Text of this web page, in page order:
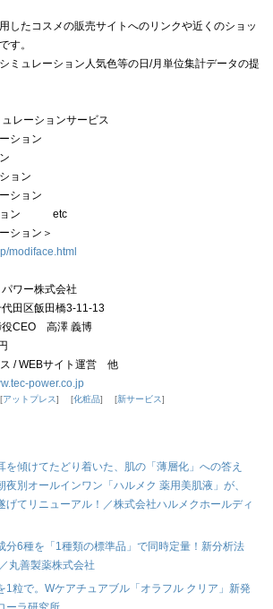
したコスメの販売サイトへのリンクや近くのショッ
す。
ミュレーション人気色等の日/月単位集計データの提
レーションサービス
ション
ョン
ション
ション etc
ション＞
modiface.html
ー株式会社
田区飯田橋3-11-13
CEO 高澤 義博
/ WEBサイト運営 他
power.co.jp
アットプレス 化粧品 新サービス
を傾けてたどり着いた、肌の「薄層化」への答え
夜別オールインワン「ハルメク 薬用美肌液」が、
げてリニューアル！／株式会社ハルメクホールディ
分6種を「1種類の標準品」で同時定量！新分析法
丸善製薬株式会社
1粒で。Wケアチュアブル「オラフル クリア」新発